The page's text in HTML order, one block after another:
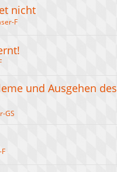
nicht
F
und Ausgehen des
GS